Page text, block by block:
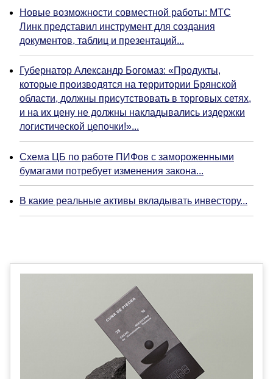
Новые возможности совместной работы: МТС
Линк представил инструмент для создания
документов, таблиц и презентаций...
Губернатор Александр Богомаз: «Продукты,
которые производятся на территории Брянской
области, должны присутствовать в торговых сетях,
и на их цену не должны накладывались издержки
логистической цепочки!»...
Схема ЦБ по работе ПИФов с замороженными
бумагами потребует изменения закона...
В какие реальные активы вкладывать инвестору...